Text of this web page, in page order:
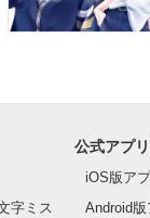
字ミス
公式アプリ
iOS版ア
Android版